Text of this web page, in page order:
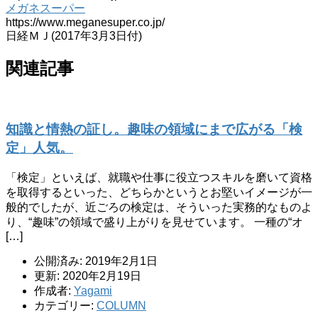
メガネスーパー
https://www.meganesuper.co.jp/
日経ＭＪ(2017年3月3日付)
関連記事
知識と情熱の証し。趣味の領域にまで広がる「検
定」人気。
「検定」といえば、就職や仕事に役立つスキルを磨いて資格
を取得するといった、どちらかというとお堅いイメージが一
般的でしたが、近ごろの検定は、そういった実務的なものよ
り、“趣味”の領域で盛り上がりを見せています。 一種の“オ
[…]
公開済み: 2019年2月1日
更新: 2020年2月19日
作成者: Yagami
カテゴリー: COLUMN